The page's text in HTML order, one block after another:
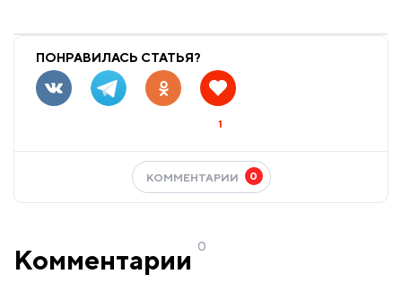
ПОНРАВИЛАСЬ СТАТЬЯ?
1
КОММЕНТАРИИ 0
Комментарии 0